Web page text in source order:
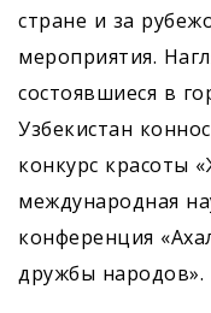
стране и за
мероприятия.
состоявшиеся в
Узбекистан
конкурс красоты
международная
конференция
дружбы народов».